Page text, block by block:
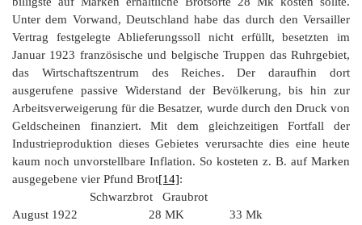
Unter dem Vorwand, Deutschland habe das durch den Versailler
Vertrag festgelegte Ablieferungssoll nicht erfüllt, besetzten im
Januar 1923 französische und belgische Truppen das Ruhrgebiet,
das Wirtschaftszentrum des Reiches. Der daraufhin dort
ausgerufene passive Widerstand der Bevölkerung, bis hin zur
Arbeitsverweigerung für die Besatzer, wurde durch den Druck von
Geldscheinen finanziert. Mit dem gleichzeitigen Fortfall der
Industrieproduktion dieses Gebietes verursachte dies eine heute
kaum noch unvorstellbare Inflation. So kosteten z. B. auf Marken
ausgegebene vier Pfund Brot[14]:
Schwarzbrot Graubrot
August 1922 28 MK 33 Mk